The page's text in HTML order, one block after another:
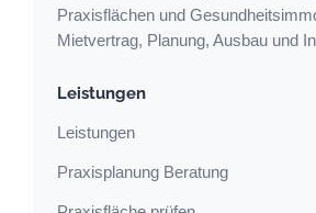
Praxisflächen und
Mietvertrag, Planung, Ausbau und
Leistungen
Leistungen
Praxisplanung Beratung